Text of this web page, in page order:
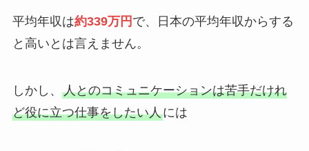
平均年収は約339万円 で、日本の平均年収からする
と高いとは言えません。
しかし、 人とのコミュニケーションは苦手だけれ
ど役に立つ仕事をしたい人には